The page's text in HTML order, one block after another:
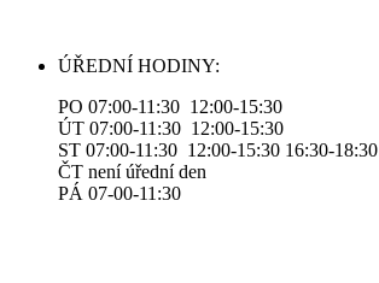
ÚŘEDNÍ HODINY:
PO 07:00-11:30 12:00-15:30
ÚT 07:00-11:30 12:00-15:30
ST 07:00-11:30 12:00-15:30 16:30-18:30
ČT není úřední den
PÁ 07-00-11:30